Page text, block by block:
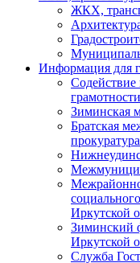
ЖКХ,
Информация для
Зиминская
Братская
прокуратура
Иркутской
Зиминский
Иркутской
Служба